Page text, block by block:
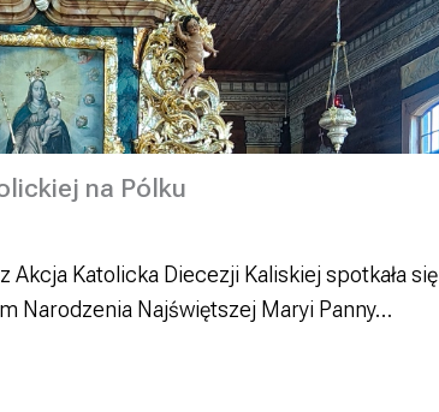
na Pólku
Akcja Katolicka Diecezji Kaliskiej spotkała się
Narodzenia Najświętszej Maryi Panny…